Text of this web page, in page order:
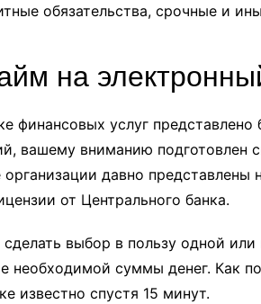
обязательства, срочные и
на
финансовых услуг
вашему вниманию подготовлен
давно представлены
от Центрального банка.
выбор в пользу одной или
необходимой суммы денег. Как
известно спустя 15 минут.